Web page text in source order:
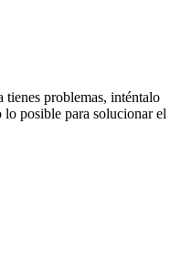
tienes problemas, inténtalo
lo posible para solucionar el